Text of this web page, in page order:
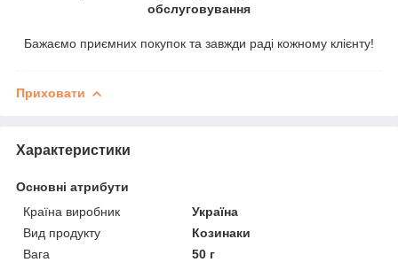
обслуговування
Бажаємо приємних покупок та завжди раді кожному клієнту!
Приховати
Характеристики
Основні атрибути
Країна виробник
Україна
Вид продукту
Козинаки
Вага
50 г